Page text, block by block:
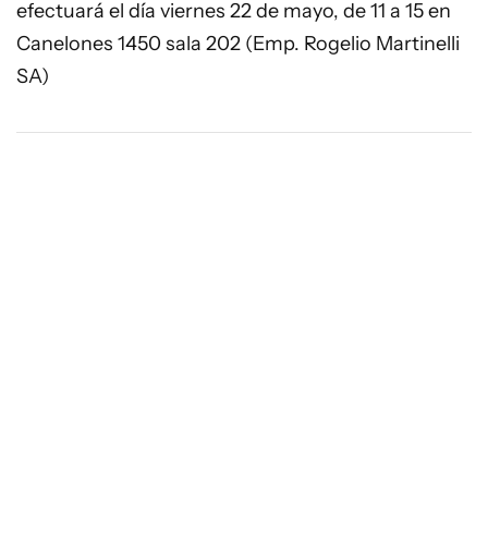
efectuará el día viernes 22 de mayo, de 11 a 15 en
Canelones 1450 sala 202 (Emp. Rogelio Martinelli
SA)